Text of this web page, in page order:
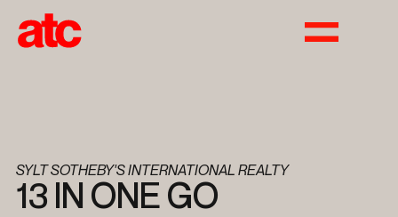
SYLT SOTHEBY'S INTERNATIONAL REALTY
13 IN ONE GO